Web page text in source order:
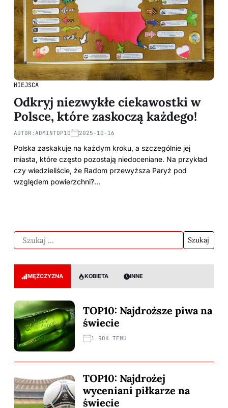
MIEJSCA
Odkryj niezwykłe ciekawostki w
Polsce, które zaskoczą każdego!
AUTOR: ADMINTOP10 2025-10-16
Polska zaskakuje na każdym kroku, a szczególnie jej
miasta, które często pozostają niedoceniane. Na przykład
czy wiedzieliście, że Radom przewyższa Paryż pod
względem powierzchni?…
MĘŻCZYZNA KOBIETA INNE
TOP10: Najdroższe piwa na
świecie
1 ROK TEMU
TOP10: Najdrożej
wyceniani piłkarze na
świecie